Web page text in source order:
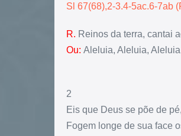
Sl 67(68),2-3.4-5ac.6-7ab
R. Reinos da terra, cantai
Ou: Aleluia, Aleluia,
2
Eis que Deus se põe de
Fogem longe de sua face